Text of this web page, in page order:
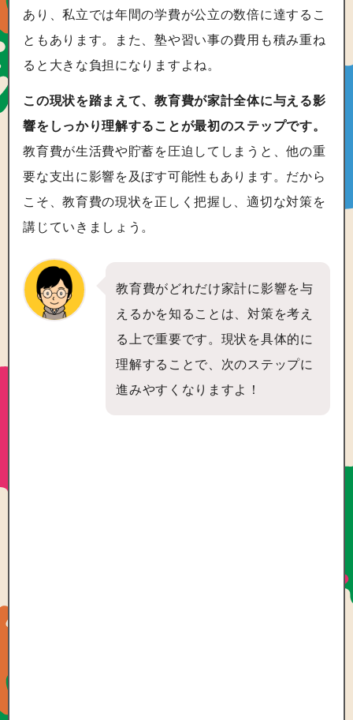
あり、私立では年間の学費が公立の数倍に達するこ
ともあります。また、塾や習い事の費用も積み重ね
ると大きな負担になりますよね。
この現状を踏まえて、教育費が家計全体に与える影
響をしっかり理解することが最初のステップです。
教育費が生活費や貯蓄を圧迫してしまうと、他の重
要な支出に影響を及ぼす可能性もあります。だから
こそ、教育費の現状を正しく把握し、適切な対策を
講じていきましょう。
教育費がどれだけ家計に影響を与
えるかを知ることは、対策を考え
る上で重要です。現状を具体的に
理解することで、次のステップに
進みやすくなりますよ！